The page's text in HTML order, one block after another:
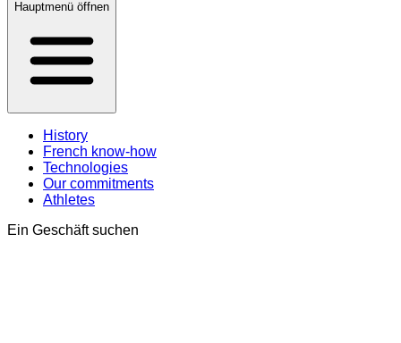
Hauptmenü öffnen
History
French know-how
Technologies
Our commitments
Athletes
Ein Geschäft suchen